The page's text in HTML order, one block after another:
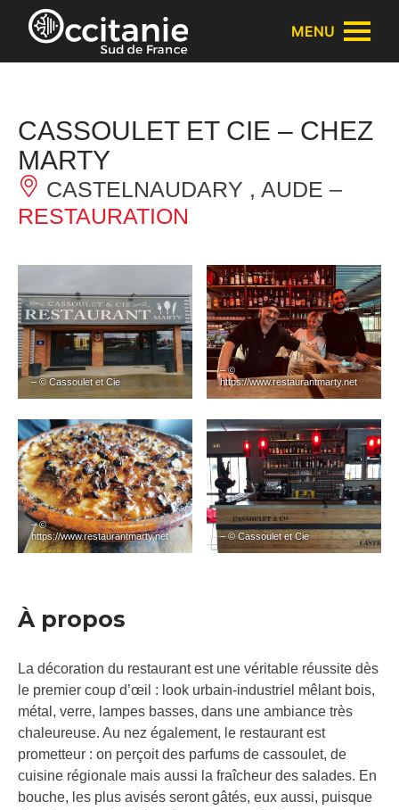
Panneau de gestion des cookies
MENU
CASSOULET ET CIE – CHEZ
MARTY
CASTELNAUDARY , AUDE –
RESTAURATION
– © Cassoulet et Cie
– ©
https://www.restaurantmarty.net
– ©
https://www.restaurantmarty.net
– © Cassoulet et Cie
À propos
La décoration du restaurant est une véritable réussite dès
le premier coup d’œil : look urbain-industriel mêlant bois,
métal, verre, lampes basses, dans une ambiance très
chaleureuse. Au nez également, le restaurant est
prometteur : on perçoit des parfums de cassoulet, de
cuisine régionale mais aussi la fraîcheur des salades. En
bouche, les plus avisés seront gâtés, eux aussi, puisque